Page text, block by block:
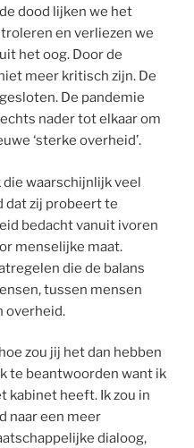
dood lijken we het
en verliezen we
het oog. Door de
meer kritisch zijn. De
De pandemie
nader tot elkaar om
‘sterke overheid’.
waarschijnlijk veel
dat zij probeert te
bedacht vanuit ivoren
menselijke maat.
die de balans
tussen mensen
overheid.
zou jij het dan hebben
te beantwoorden want ik
kabinet heeft. Ik zou in
naar een meer
dialoog,